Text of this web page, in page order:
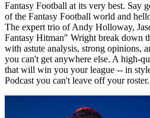
Fantasy Football at its very best. Say
of the Fantasy Football world and
The expert trio of Andy Holloway,
Fantasy Hitman" Wright break down
with astute analysis, strong opinions,
you can't get anywhere else. A high-
that will win you your league -- in
Podcast you can't leave off your roster.